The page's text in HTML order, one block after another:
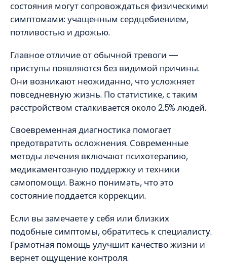
состояния могут сопровождаться физическими
симптомами: учащенным сердцебиением,
потливостью и дрожью.
Главное отличие от обычной тревоги —
приступы появляются без видимой причины.
Они возникают неожиданно, что усложняет
повседневную жизнь. По статистике, с таким
расстройством сталкивается около 2.5% людей.
Своевременная диагностика помогает
предотвратить осложнения. Современные
методы лечения включают психотерапию,
медикаментозную поддержку и техники
самопомощи. Важно понимать, что это
состояние поддается коррекции.
Если вы замечаете у себя или близких
подобные симптомы, обратитесь к специалисту.
Грамотная помощь улучшит качество жизни и
вернет ощущение контроля.